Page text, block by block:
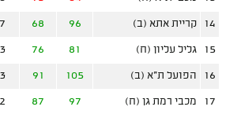
14 קריית אתא (ב) 96
68
15 גליל עליון (ח) 81
76
16 הפועל ת"א (ב) 105
91
17 מכבי רמת גן (ח) 97
87